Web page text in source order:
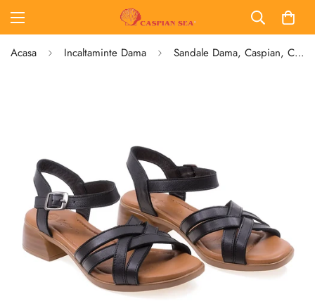
Acasa Incaltaminte Dama Sandale Dama, Caspian, Cas-25306, Casual, Piele Naturala, Negru